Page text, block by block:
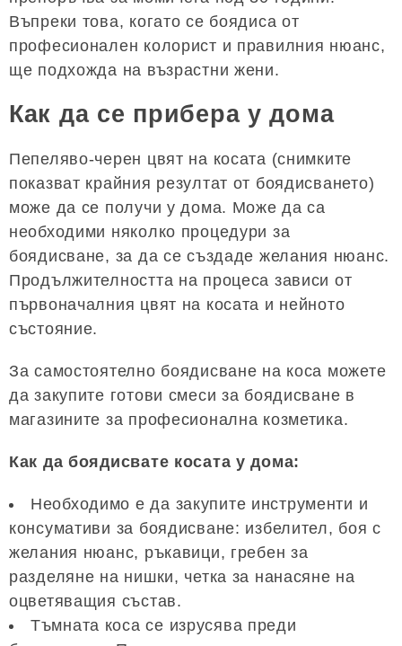
Въпреки това, когато се боядиса от
професионален колорист и правилния нюанс,
ще подхожда на възрастни жени.
Как да се прибера у дома
Пепеляво-черен цвят на косата (снимките
показват крайния резултат от боядисването)
може да се получи у дома. Може да са
необходими няколко процедури за
боядисване, за да се създаде желания нюанс.
Продължителността на процеса зависи от
първоначалния цвят на косата и нейното
състояние.
За самостоятелно боядисване на коса можете
да закупите готови смеси за боядисване в
магазините за професионална козметика.
Как да боядисвате косата у дома:
Необходимо е да закупите инструменти и
консумативи за боядисване: избелител, боя с
желания нюанс, ръкавици, гребен за
разделяне на нишки, четка за нанасяне на
оцветяващия състав.
Тъмната коса се изрусява преди